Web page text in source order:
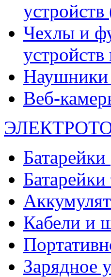
устройств
Чехлы и
устройств
Веб-
Батарейки
Батарейки
Кабели и
Зарядное